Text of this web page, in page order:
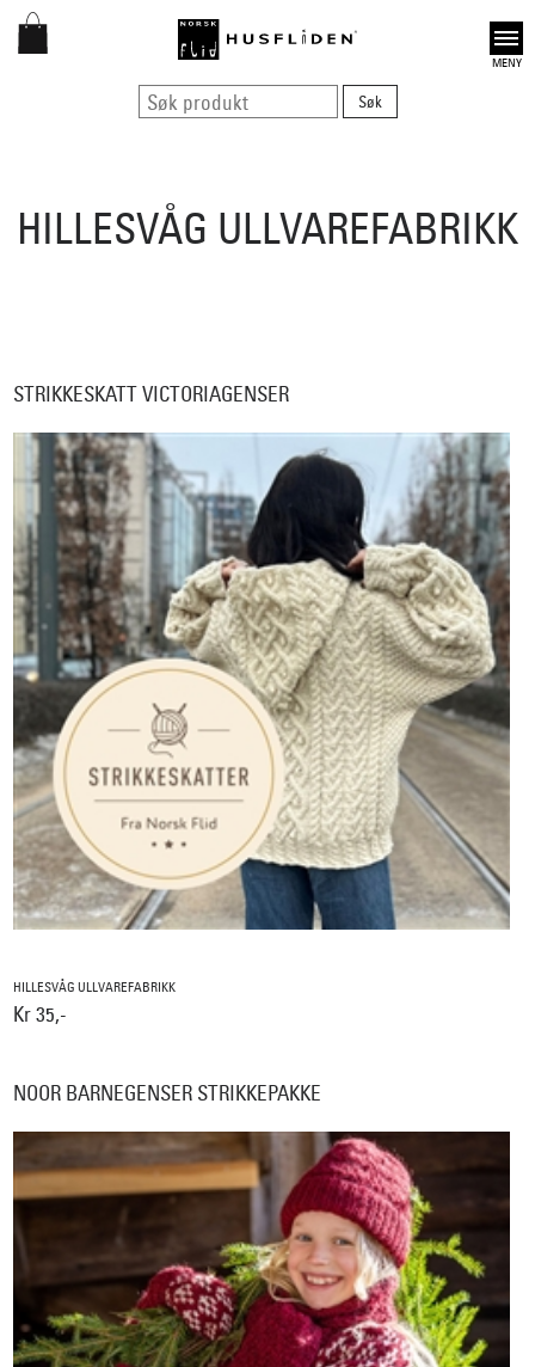
Open
HILLESVÅG ULLVAREFABRIKK
STRIKKESKATT VICTORIAGENSER
HILLESVÅG ULLVAREFABRIKK
Kr 35,-
NOOR BARNEGENSER STRIKKEPAKKE